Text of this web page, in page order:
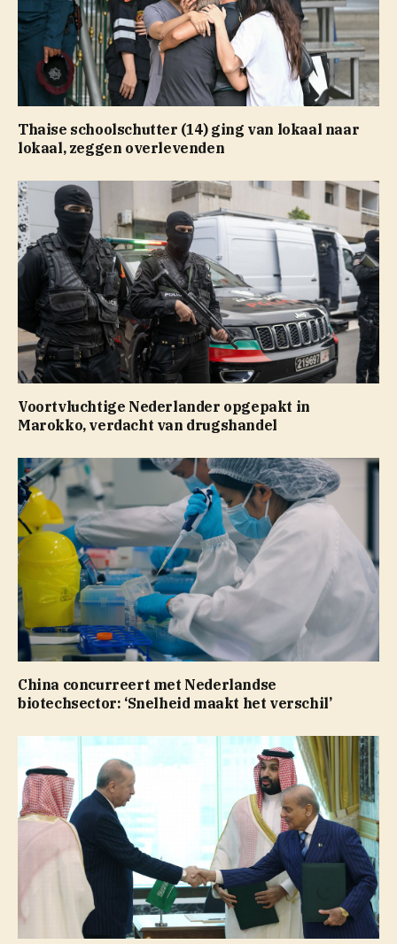
Thaise schoolschutter (14) ging van lokaal naar
lokaal, zeggen overlevenden
Voortvluchtige Nederlander opgepakt in
Marokko, verdacht van drugshandel
China concurreert met Nederlandse
biotechsector: ‘Snelheid maakt het verschil’